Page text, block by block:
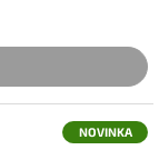
NOVINKA